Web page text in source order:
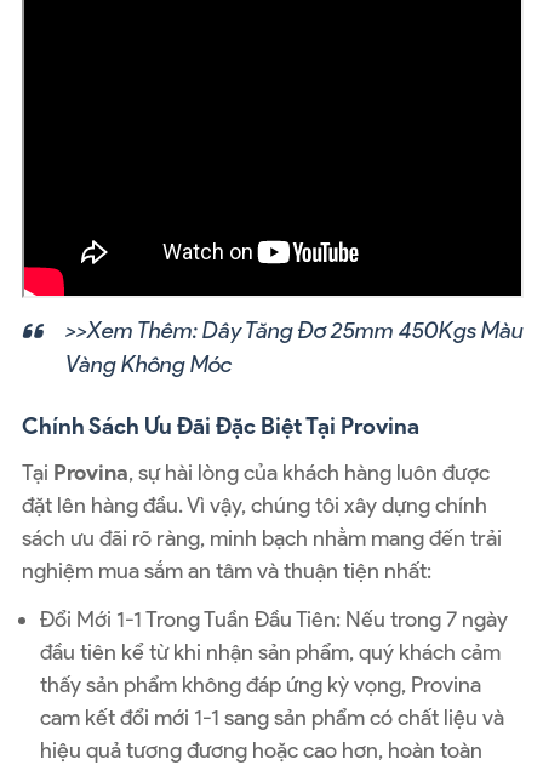
>>Xem Thêm:Dây Tăng Đơ 25mm 450Kgs Màu
Vàng Không Móc
Chính Sách Ưu Đãi Đặc Biệt Tại Provina
Tại Provina, sự hài lòng của khách hàng luôn được
đặt lên hàng đầu. Vì vậy, chúng tôi xây dựng chính
sách ưu đãi rõ ràng, minh bạch nhằm mang đến trải
nghiệm mua sắm an tâm và thuận tiện nhất:
Đổi Mới 1-1 Trong Tuần Đầu Tiên: Nếu trong 7 ngày
đầu tiên kể từ khi nhận sản phẩm, quý khách cảm
thấy sản phẩm không đáp ứng kỳ vọng, Provina
cam kết đổi mới 1-1 sang sản phẩm có chất liệu và
hiệu quả tương đương hoặc cao hơn, hoàn toàn